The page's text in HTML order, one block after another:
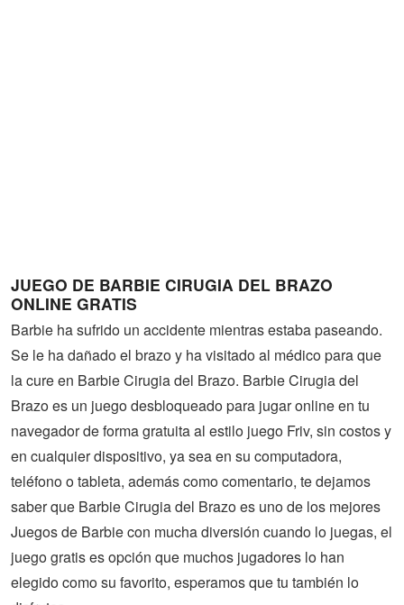
Animaciones
JUEGO DE BARBIE CIRUGIA DEL BRAZO
ONLINE GRATIS
Barbie ha sufrido un accidente mientras estaba paseando.
Se le ha dañado el brazo y ha visitado al médico para que
la cure en Barbie Cirugia del Brazo. Barbie Cirugia del
Brazo es un juego desbloqueado para jugar online en tu
navegador de forma gratuita al estilo juego Friv, sin costos y
en cualquier dispositivo, ya sea en su computadora,
teléfono o tableta, además como comentario, te dejamos
saber que Barbie Cirugia del Brazo es uno de los mejores
Juegos de Barbie con mucha diversión cuando lo juegas, el
juego gratis es opción que muchos jugadores lo han
elegido como su favorito, esperamos que tu también lo